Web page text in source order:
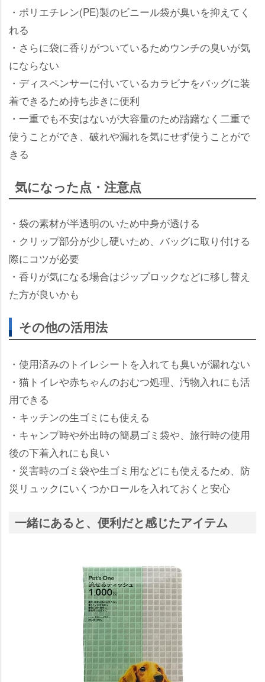
・ポリエチレン(PE)製のビニール袋が臭いを抑えてく
れる
・さらに袋に香りがついているためウンチの臭いが気
にならない
・ディスペンサーに付いているカラビナをバッグに装
着できるため持ち歩きに便利
・一重でも不安はないが大容量のため躊躇なく二重で
使うことができ、破れや漏れを気にせず使うことがで
きる
気になった点・注意点
・袋の素材が半透明のいため中身が透ける
・クリップ部分が少し硬いため、バッグに取り付ける
際にコツが必要
・香りが気になる場合はジップロックなどに移し替え
た方が良いかも
その他の活用法
・使用済みのトイレシートを入れても臭いが漏れない
・猫トイレや赤ちゃんのおむつ処理、汚物入れにも活
用できる
・キッチンの生ゴミにも使える
・キャンプ時や外出時の簡易ゴミ袋や、旅行時の使用
後の下着入れにも良い
・災害時のゴミ袋や生ゴミ用などにも使えるため、防
災リュックにいくつかロールを入れておくと安心
一緒にあると、便利だと感じたアイテム